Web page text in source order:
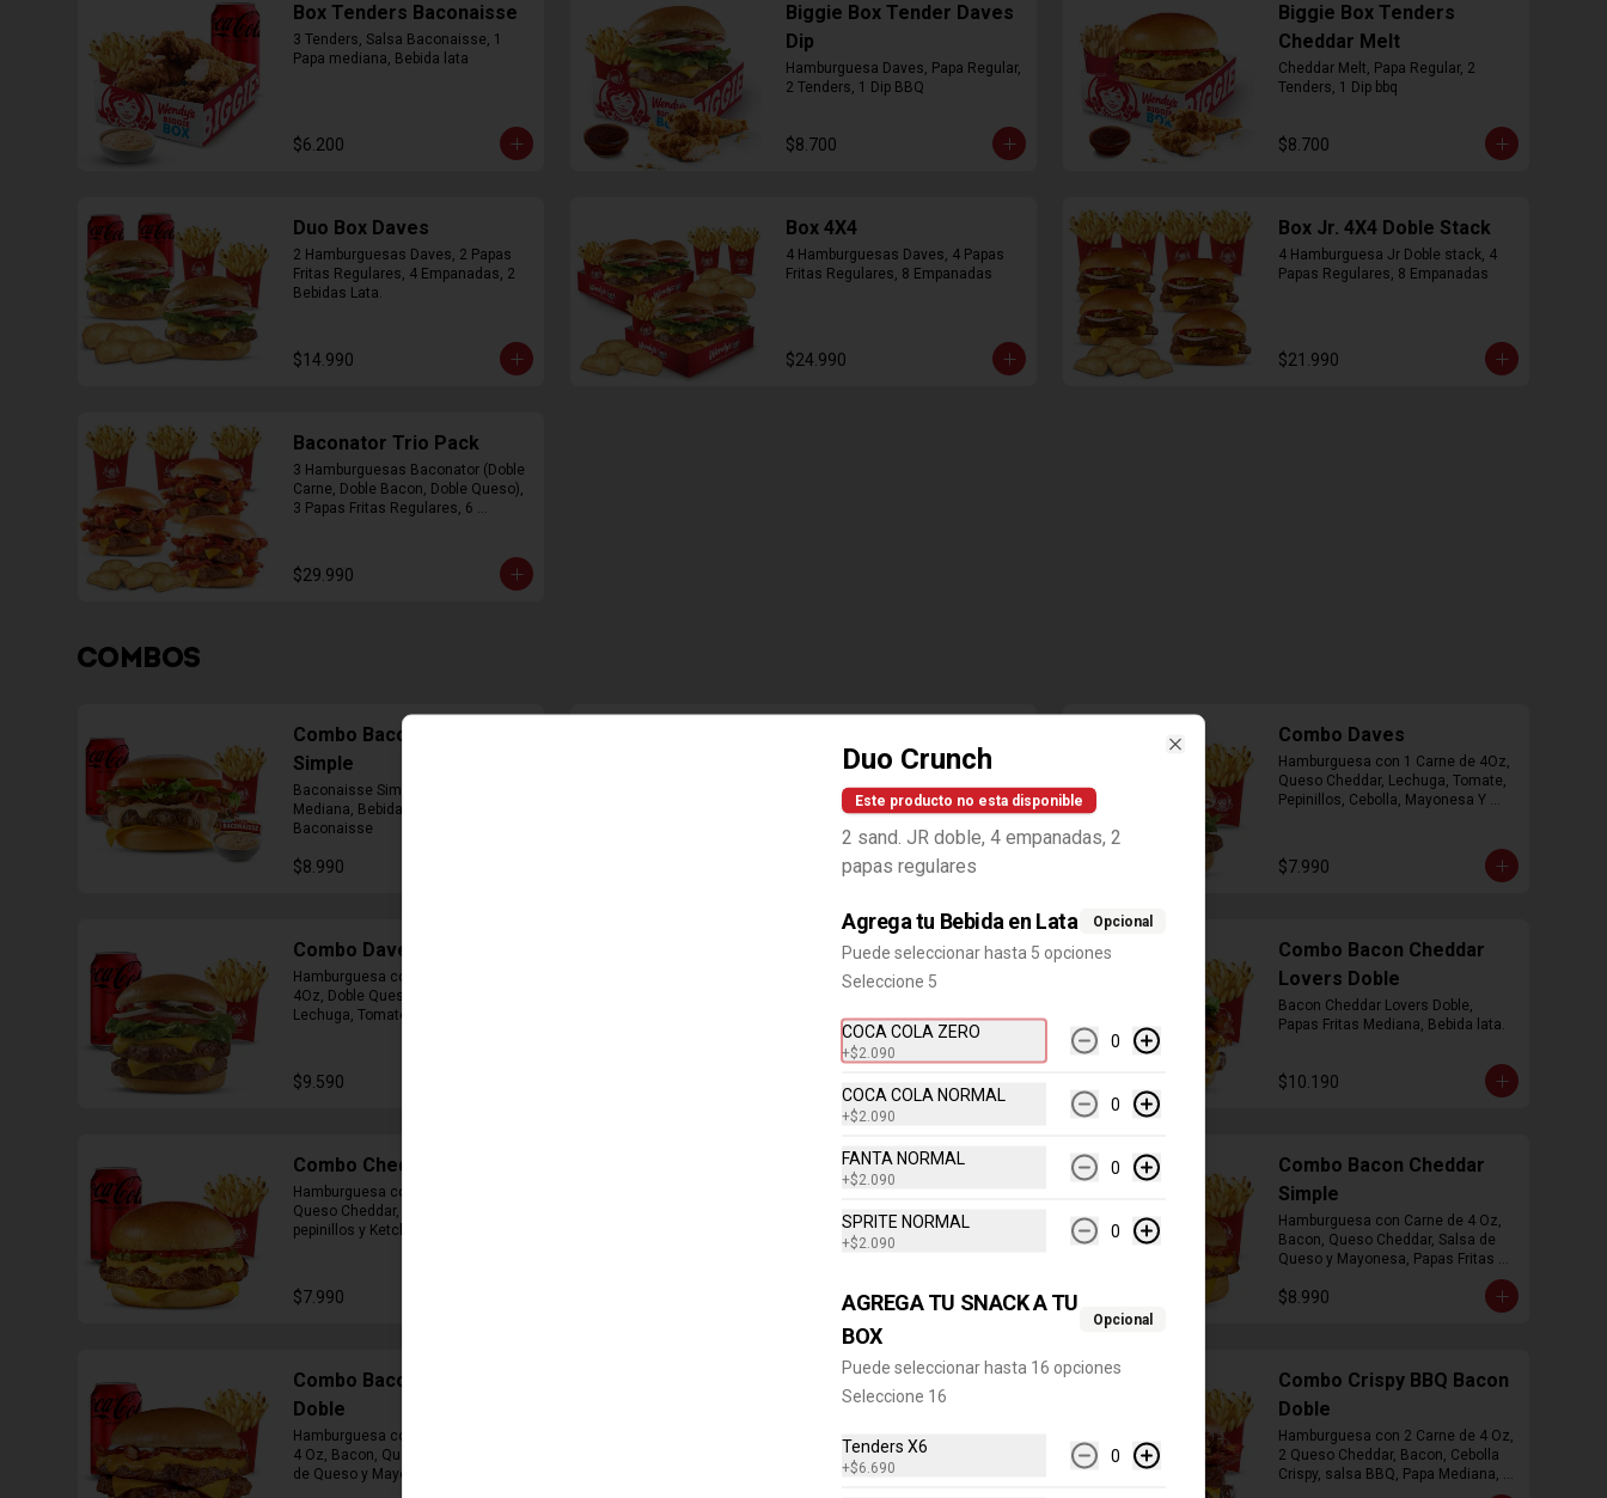
Box Tenders Baconaisse
3 Tenders, Salsa Baconaisse, 1
Papa mediana, Bebida lata
$6.200
Biggie Box Tender Daves
Dip
Hamburguesa Daves, Papa Regular,
2 Tenders, 1 Dip BBQ
$8.700
Biggie Box Tenders
Cheddar Melt
Cheddar Melt, Papa Regular, 2
Tenders, 1 Dip bbq
$8.700
Duo Box Daves
2 Hamburguesas Daves, 2 Papas
Fritas Regulares, 4 Empanadas, 2
Bebidas Lata.
$14.990
Box 4X4
4 Hamburguesas Daves, 4 Papas
Fritas Regulares, 8 Empanadas
$24.990
Box Jr. 4X4 Doble Stack
4 Hamburguesa Jr Doble stack, 4
Papas Regulares, 8 Empanadas
$21.990
Baconator Trio Pack
3 Hamburguesas Baconator (Doble
Carne, Doble Bacon, Doble Queso),
3 Papas Fritas Regulares, 6
$29.990
COMBOS
Combo Baconaisse
Simple
Baconaisse Simple, Papa Fritas
Mediana, Bebida lata, Cup Salsa
Baconaisse
$8.990
Baconaisse Doble, Papa Frita
Baconaisse
$10.990
Combo Daves
Hamburguesa con 1 Carne de 4Oz,
Queso Cheddar, Lechuga, Tomate,
Pepinillos, Cebolla, Mayonesa Y
$7.990
Combo Daves Doble
Hamburguesa con Doble Carne de
4Oz, Doble Queso Cheddar,
Lechuga, Tomate, Pepinillos,
$9.590
Combo Bacon Cheddar
Lovers
Fritas Mediana, Bebida lata.
Combo Bacon Cheddar
Lovers Doble
Bacon Cheddar Lovers Doble,
Papas Fritas Mediana, Bebida lata.
$10.190
Combo Cheddar Melt
Hamburguesa con 1 Carne de 4 Oz,
Queso Cheddar, Salsa de Queso,
pepinillos y Ketchup, Papas Fritas
$7.990
Combo Cheddar Melt
Hamburguesa con Doble Carne de
4 Oz, Doble Queso Cheddar, Salsa
Combo Bacon Cheddar
Simple
Hamburguesa con Carne de 4 Oz,
Bacon, Queso Cheddar, Salsa de
Queso y Mayonesa, Papas Fritas
$8.990
Combo Bacon Cheddar
Doble
Hamburguesa con Doble Carne de
4 Oz, Bacon, Queso Cheddar, Salsa
de Queso y Mayonesa, Papas Fritas
Combo Crispy BBQ Bacon
Hamburguesa con 1 Carne de 4 Oz,
Crispy, Salsa BBQ, Papa Fritas
Mediana, Bebida en Lata
Combo Crispy BBQ Bacon
Doble
Hamburguesa con 2 Carne de 4 Oz,
2 Queso Cheddar, Bacon, Cebolla
Crispy, salsa BBQ, Papa Mediana,
Duo Crunch
Este producto no esta disponible
2 sand. JR doble, 4 empanadas, 2
papas regulares
Agrega tu Bebida en Lata Opcional
Puede seleccionar hasta 5 opciones
Seleccione 5
COCA COLA ZERO
+$2.090
0
COCA COLA NORMAL
+$2.090
0
FANTA NORMAL
+$2.090
0
SPRITE NORMAL
+$2.090
0
AGREGA TU SNACK A TU
BOX
Opcional
Puede seleccionar hasta 16 opciones
Seleccione 16
Tenders X6
+$6.690
0
Close